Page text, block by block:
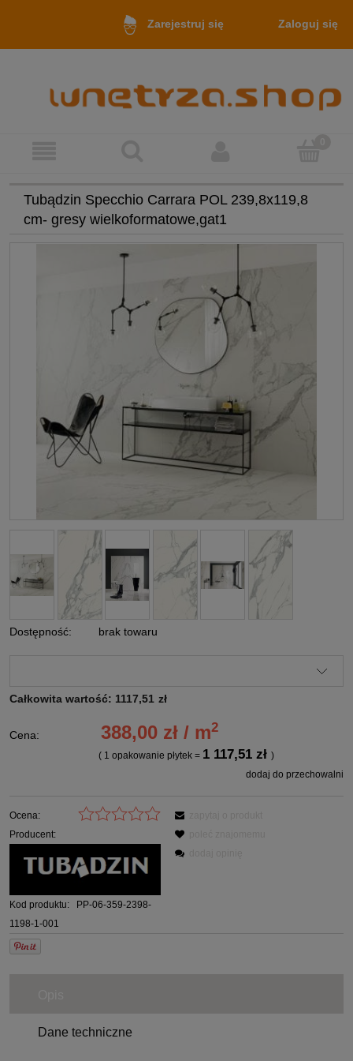
Zarejestruj się Zaloguj się
Tubądzin Specchio Carrara POL 239,8x119,8
cm- gresy wielkoformatowe,gat1
Dostępność: brak towaru
Całkowita wartość: 1117,51 zł
Cena: 388,00 zł / m2
( 1opakowanie płytek = 1 117,51 zł)
dodaj do przechowalni
Ocena:
Producent:
Kod produktu:
PP-06-359-2398-
1198-1-001
Dane techniczne